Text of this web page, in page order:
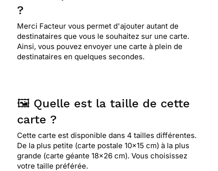
⭐⭐⭐⭐ Le 15/05/2020 : Délicate et rafinée
⭐⭐⭐⭐
Le 16/04/2020 : Simple et sérieux...
⭐⭐⭐⭐ Le 01/04/2020 : Simple comme j'aime
⭐⭐⭐⭐ Le 17/01/2020 : Sobre et élégante
?
Merci Facteur vous permet d'ajouter autant de
destinataires que vous le souhaitez sur une carte.
Ainsi, vous pouvez envoyer une carte à plein de
destinataires en quelques secondes.
🖼️ Quelle est la taille de cette
carte ?
Cette carte est disponible dans 4 tailles différentes.
De la plus petite (carte postale 10x15 cm) à la plus
grande (carte géante 18x26 cm). Vous choisissez
votre taille préférée.